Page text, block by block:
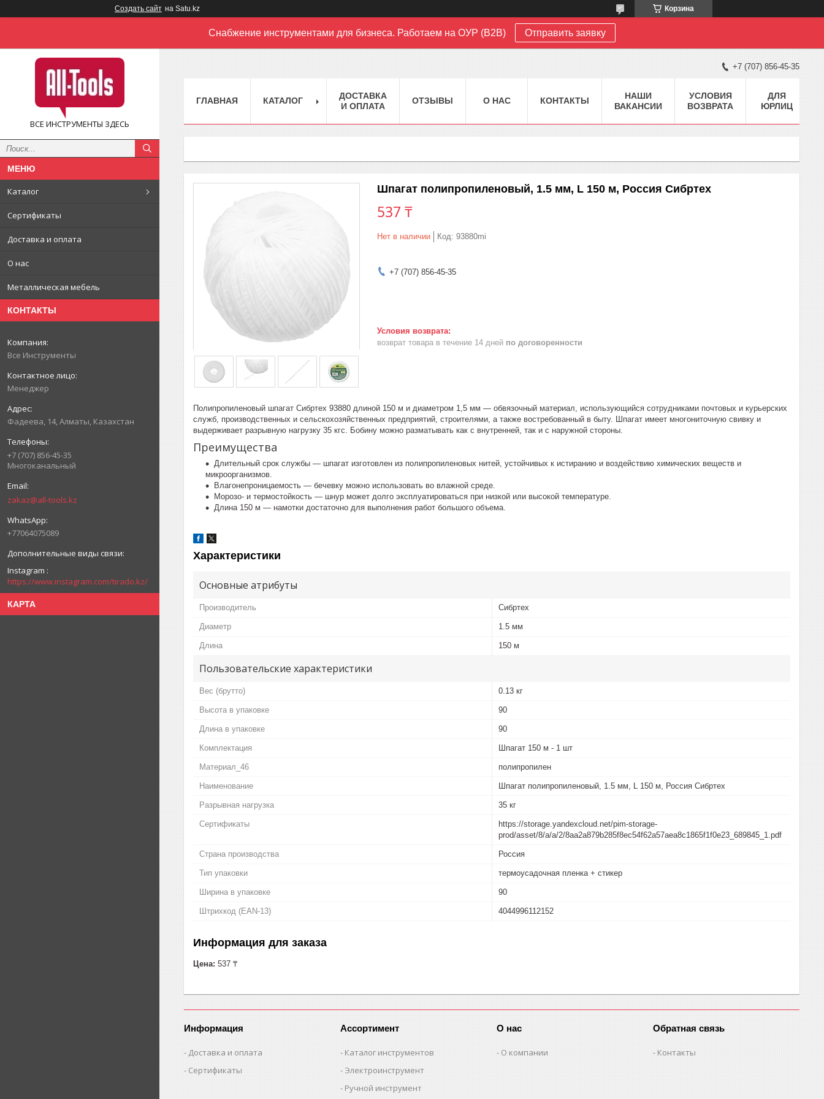
Создать сайт на Satu.kz Корзина
Снабжение инструментами для бизнеса. Работаем на ОУР (B2B) Отправить заявку
ВСЕ ИНСТРУМЕНТЫ ЗДЕСЬ
Каталог
Сертификаты
Доставка и оплата
О нас
Металлическая мебель
КОНТАКТЫ
Все Инструменты
Менеджер
Фадеева, 14, Алматы, Казахстан
+7 (707) 856-45-35
Многоканальный
zakaz@all-tools.kz
+77064075089
Instagram
https://www.instagram.com/tirado.kz/
КАРТА
+7 (707) 856-45-35
ГЛАВНАЯ КАТАЛОГ
ДОСТАВКА
И ОПЛАТА
ОТЗЫВЫ О НАС КОНТАКТЫ
НАШИ
ВАКАНСИИ
УСЛОВИЯ
ВОЗВРАТА
ДЛЯ
ЮРЛИЦ
Шпагат полипропиленовый, 1.5 мм, L 150 м, Россия Сибртех
537 ₸
Нет в наличии Код: 93880mi
+7 (707) 856-45-35
возврат товара в течение 14 дней по договоренности
Полипропиленовый шпагат Сибртех 93880 длиной 150 м и диаметром 1,5 мм — обвязочный материал, использующийся сотрудниками почтовых и курьерских
служб, производственных и сельскохозяйственных предприятий, строителями, а также востребованный в быту. Шпагат имеет многониточную свивку и
выдерживает разрывную нагрузку 35 кгс. Бобину можно разматывать как с внутренней, так и с наружной стороны.
Преимущества
Длительный срок службы — шпагат изготовлен из полипропиленовых нитей, устойчивых к истиранию и воздействию химических веществ и
микроорганизмов.
Влагонепроницаемость — бечевку можно использовать во влажной среде.
Морозо- и термостойкость — шнур может долго эксплуатироваться при низкой или высокой температуре.
Длина 150 м — намотки достаточно для выполнения работ большого объема.
Характеристики
Основные атрибуты
Производитель Сибртех
Диаметр 1.5 мм
Длина 150 м
Пользовательские характеристики
Вес (брутто) 0.13 кг
Высота в упаковке 90
Длина в упаковке 90
Комплектация Шпагат 150 м - 1 шт
Материал_46 полипропилен
Наименование Шпагат полипропиленовый, 1.5 мм, L 150 м, Россия Сибртех
Разрывная нагрузка 35 кг
Сертификаты
https://storage.yandexcloud.net/pim-storage-
prod/asset/8/a/a/2/8aa2a879b285f8ec54f62a57aea8c1865f1f0e23_689845_1.pdf
Страна производства Россия
Тип упаковки термоусадочная пленка + стикер
Ширина в упаковке 90
Штрихкод (EAN-13) 4044996112152
Информация для заказа
Цена: 537 ₸
Информация
Доставка и оплата
Сертификаты
Ассортимент
Каталог инструментов
Электроинструмент
Ручной инструмент
О нас
О компании
Обратная связь
Контакты